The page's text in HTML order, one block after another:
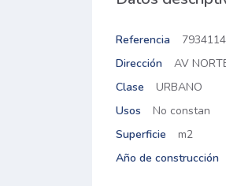
Referencia
Dirección
AV
Clase
URBANO
Usos
No constan
Superficie
m2
Año de construcción